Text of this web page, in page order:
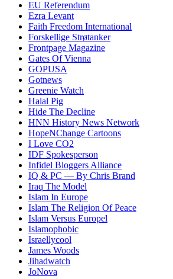
EU Referendum
Ezra Levant
Faith Freedom International
Forskellige Strøtanker
Frontpage Magazine
Gates Of Vienna
GOPUSA
Gotnews
Greenie Watch
Halal Pig
Hide The Decline
HNN History News Network
HopeNChange Cartoons
I Love CO2
IDF Spokesperson
Infidel Bloggers Alliance
IQ & PC — By Chris Brand
Iraq The Model
Islam In Europe
Islam The Religion Of Peace
Islam Versus Europel
Islamophobic
Israellycool
James Woods
Jihadwatch
JoNova